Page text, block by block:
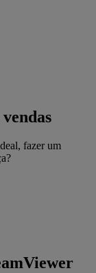
fazer um